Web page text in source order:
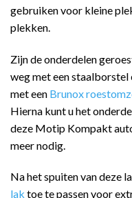
gebruiken voor kleine
plekken.
Zijn de onderdelen
weg met een staalborstel
met een Brunox
Hierna kunt u het
deze Motip Kompakt
meer nodig.
Na het spuiten van deze
lak toe te passen voor